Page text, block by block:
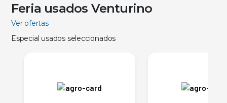
Feria usados Venturino
Ver ofertas
Especial usados seleccionados